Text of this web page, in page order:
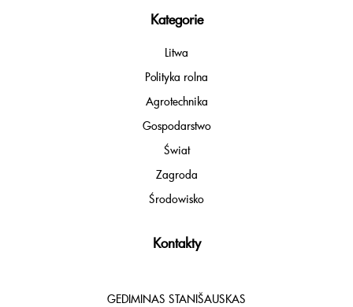
Kategorie
Litwa
Polityka rolna
Agrotechnika
Gospodarstwo
Świat
Zagroda
Środowisko
Kontakty
GEDIMINAS STANIŠAUSKAS